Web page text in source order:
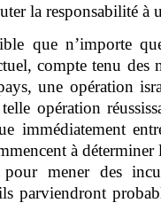
la responsabilité à
que n’importe
compte tenu des
une opération
opération
immédiatement
à déterminer
mener des
parviendront